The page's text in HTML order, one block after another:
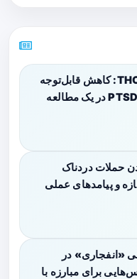
استفاده نسخه‌ای از THC: کاهش قابل‌توجه
کابوس‌های مرتبط با PTSD در یک مطالعه
حملات دردناک
و پیامدهای عملی
«انفجاری» در
برای مبارزه با